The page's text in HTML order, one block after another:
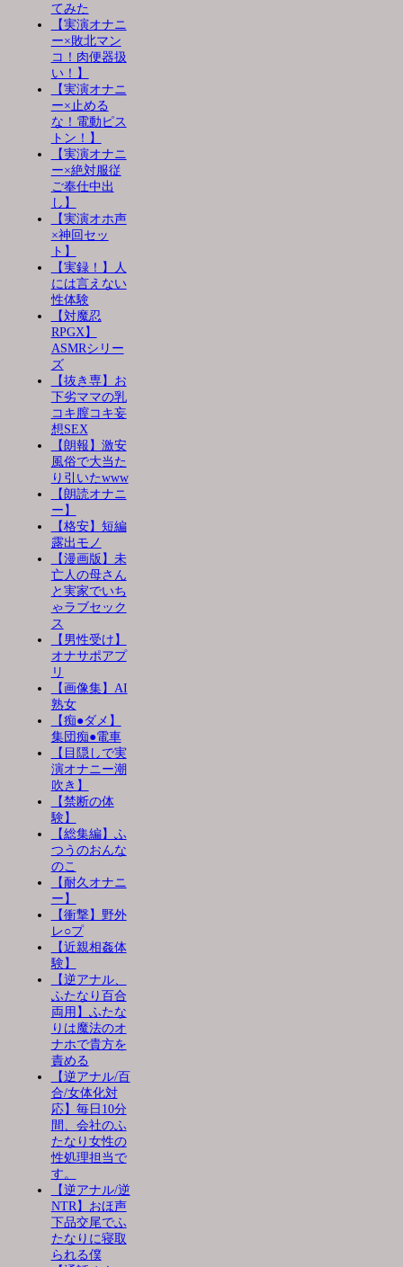
てみた
【実演オナニ
ー×敗北マン
コ！肉便器扱
い！】
【実演オナニ
ー×止める
な！電動ピス
トン！】
【実演オナニ
ー×絶対服従
ご奉仕中出
し】
【実演オホ声
×神回セッ
ト】
【実録！】人
には言えない
性体験
【対魔忍
RPGX】
ASMRシリー
ズ
【抜き専】お
下劣ママの乳
コキ膣コキ妄
想SEX
【朗報】激安
風俗で大当た
り引いたwww
【朗読オナニ
ー】
【格安】短編
露出モノ
【漫画版】未
亡人の母さん
と実家でいち
ゃラブセック
ス
【男性受け】
オナサポアプ
リ
【画像集】AI
熟女
【痴●ダメ】
集団痴●電車
【目隠しで実
演オナニー潮
吹き】
【禁断の体
験】
【総集編】ふ
つうのおんな
のこ
【耐久オナニ
ー】
【衝撃】野外
レ○プ
【近親相姦体
験】
【逆アナル、
ふたなり百合
両用】ふたな
りは魔法のオ
ナホで貴方を
責める
【逆アナル/百
合/女体化対
応】毎日10分
間、会社のふ
たなり女性の
性処理担当で
す。
【逆アナル/逆
NTR】おほ声
下品交尾でふ
たなりに寝取
られる僕